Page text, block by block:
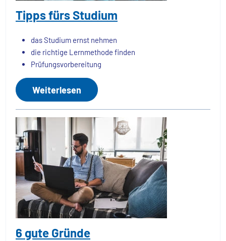
Tipps fürs Studium
das Studium ernst nehmen
die richtige Lernmethode finden
Prüfungsvorbereitung
Weiterlesen
6 gute Gründe